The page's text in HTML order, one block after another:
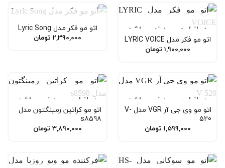
در انبار موجود نمی باشد
اتو مو فکر مدل LYRIC VOICE
1,900,000 تومان
در انبار موجود نمی باشد
اتو مو فکر مدل Lyric Song
2,390,000 تومان
در انبار موجود نمی باشد
اتو مو وی جی آر VGR مدل V-
520
1,599,000 تومان
در انبار موجود نمی باشد
اتو مو کراتین رمینگتون مدل
s8598
3,890,000 تومان